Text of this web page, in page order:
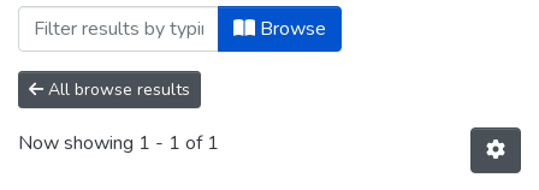
Browse
All browse results
Now showing 1 - 1 of 1